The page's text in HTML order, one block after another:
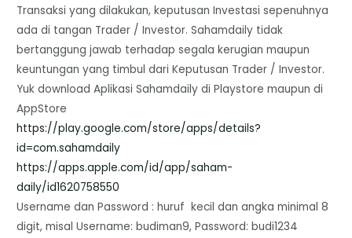
Transaksi yang dilakukan, keputusan Investasi sepenuhnya
ada di tangan Trader / Investor. Sahamdaily tidak
bertanggung jawab terhadap segala kerugian maupun
keuntungan yang timbul dari Keputusan Trader / Investor.
Yuk download Aplikasi Sahamdaily di Playstore maupun di
AppStore
https://play.google.com/store/apps/details?
id=com.sahamdaily
https://apps.apple.com/id/app/saham-
daily/id1620758550
Username dan Password : huruf kecil dan angka minimal 8
digit, misal Username: budiman9, Password: budi1234